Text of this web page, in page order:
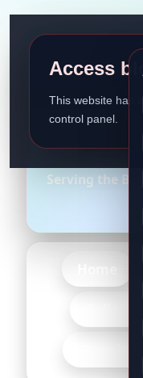
Access
This website has
control panel.
Serving the